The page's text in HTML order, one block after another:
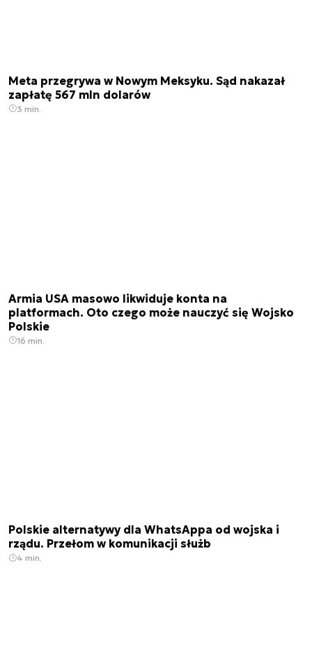
Meta przegrywa w Nowym Meksyku. Sąd nakazał
zapłatę 567 mln dolarów
3 min.
Armia USA masowo likwiduje konta na
platformach. Oto czego może nauczyć się Wojsko
Polskie
16 min.
Polskie alternatywy dla WhatsAppa od wojska i
rządu. Przełom w komunikacji służb
4 min.